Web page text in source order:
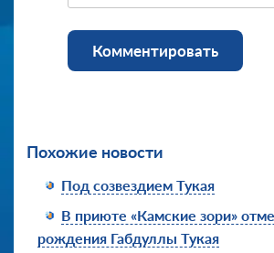
Комментировать
Похожие новости
Под созвездием Тукая
В приюте «Камские зори»
рождения Габдуллы Тукая